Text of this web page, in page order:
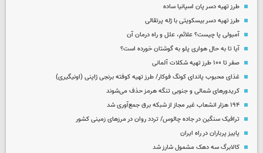
طرز تهیه دسر پان اسپانیا ساده
طرز تهیه دسر بیسکویتی با ژله پرتقالی
آمبولی پا چیست؟ علائم، علل و راه درمان آن
آیا تا به حال هواری پلو به گوشتان خورده است؟
صفر تا ۱۰۰ طرز تهیه شکلات آلمانی
غذای محبوب پاندای کونگ فوکار/ طرز تهیه کوفته برنجی ژاپنی (اونیگیری)
کریدورهای شمالی و جنوبی تنگه هرمز حذف می‌شوند
۱۹۴ هزار انشعاب غیر مجاز از شبکه برق جمع‌آوری شد
ترافیک سنگین در جاده چالوس/ تردد روان در مرزهای زمینی کشور
پاییز پرباران در راه ایران
کالابرگ سه دهک مشمول شارز شد